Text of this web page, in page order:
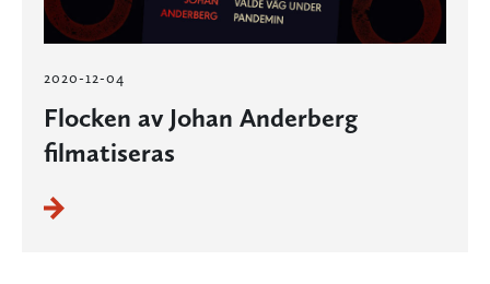
2020-12-04
Flocken av Johan Anderberg
filmatiseras